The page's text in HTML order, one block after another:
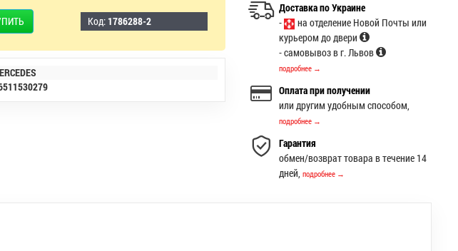
Код: 1786288-2
Доставка по Украине
-
на отделение Новой Почты или
курьером до двери
- самовывоз в г. Львов
подробнее →
Оплата при получении
или другим удобным способом,
подробнее →
Гарантия
обмен/возврат товара в течение 14
дней,подробнее →